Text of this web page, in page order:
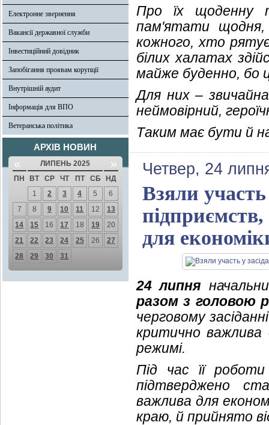
Електронне звернення
Вакансії державної служби
Інвестиційний довідник
Запобігання проявам корупції
Внутрішній аудит
Інформація для ВПО
Ветеранська політика
АРХІВ НОВИН
« ЛИПЕНЬ 2025 »
ПН ВТ СР ЧТ ПТ СБ
НД
1
2 3 4 5
6
7
8 9 10 11 12
13
14
15 16 17 18 19
20
21
22 23 24 25 26
27
28
29 30 31
Про їх щоденну
пам'ятати
кожного, хто
білих халатах
майже буденно, бо
Для них –
неймовірний,
Таким має бути й
Четвер, 24
Взяли участь
для
24 липня
разом з головою
черговому
критично важлива
режимі.
Під час її
підтверджено
важлива для
краю, й прийнято